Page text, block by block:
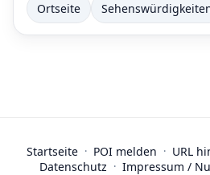
Ortseite
Startseite · POI melden · URL
Datenschutz · Impressum /